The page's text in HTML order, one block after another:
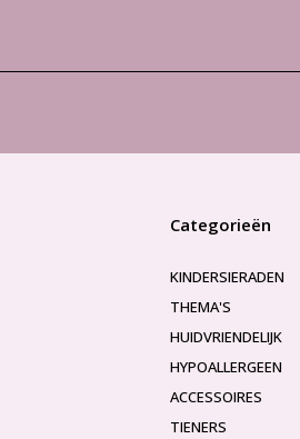
Categorieën
KINDERSIERADEN
THEMA'S
HUIDVRIENDELIJK
HYPOALLERGEEN
ACCESSOIRES
TIENERS